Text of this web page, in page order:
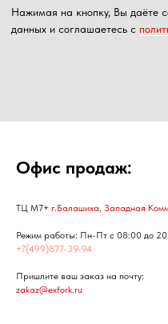
Офис продаж:
ТЦ М7+ г.Балашиха, Западная
Режим работы: Пн-Пт с 08:00 до
+7(499)877-39-94
Пришлите ваш заказ на почту:
zakaz@exfork.ru